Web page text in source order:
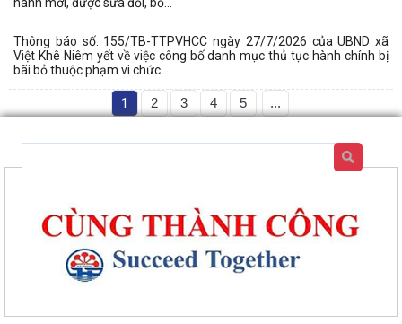
Thông báo số: 155/TB-TTPVHCC ngày 27/7/2026 của UBND xã
Việt Khê Niêm yết về việc công bố danh mục thủ tục hành chính bị
bãi bỏ thuộc phạm vi chức...
1 2 3 4 5 ...